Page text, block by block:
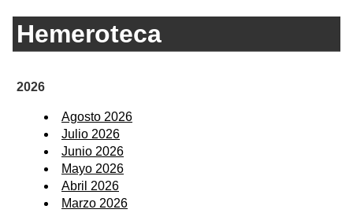
Hemeroteca
2026
Agosto 2026
Julio 2026
Junio 2026
Mayo 2026
Abril 2026
Marzo 2026